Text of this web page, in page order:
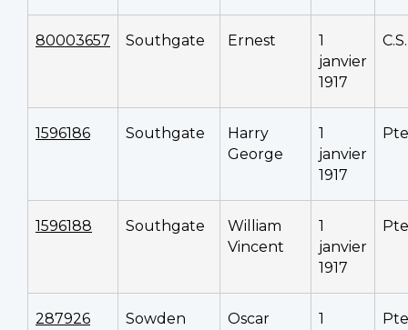
80003657 Southgate Ernest
1
janvier
1917
1596186 Southgate
Harry
George
1
janvier
1917
Pte
1596188 Southgate
William
Vincent
1
janvier
1917
Pte
287926 Sowden
Oscar
1
Pte